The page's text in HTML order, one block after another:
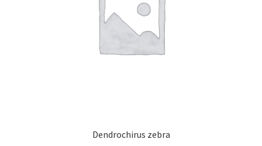
Dendrochirus zebra